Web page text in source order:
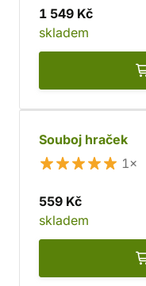
1 549 Kč
skladem
Souboj hraček
1×
559 Kč
skladem